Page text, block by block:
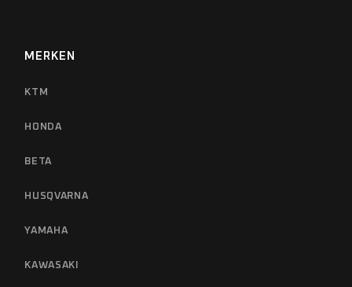
MERKEN
KTM
HONDA
BETA
HUSQVARNA
YAMAHA
KAWASAKI